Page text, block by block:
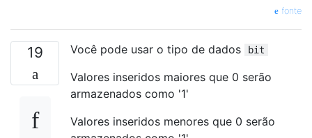
fonte
19 Você pode usar o tipo de dados bit
Valores inseridos maiores que 0 serão
armazenados como '1'
Valores inseridos menores que 0 serão